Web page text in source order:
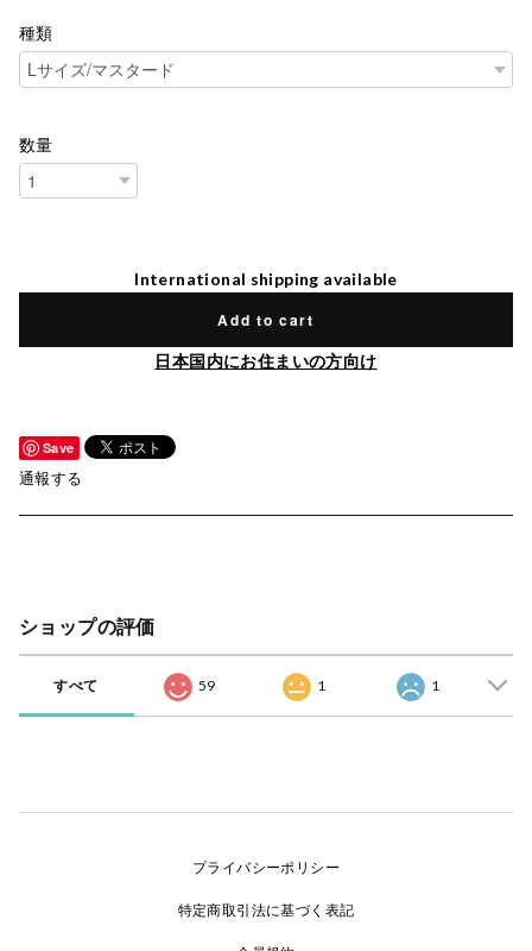
種類
数量
International shipping available
Add to cart
日本国内にお住まいの方向け
Save
通報する
ショップの評価
すべて 59 1 1
プライバシーポリシー
特定商取引法に基づく表記